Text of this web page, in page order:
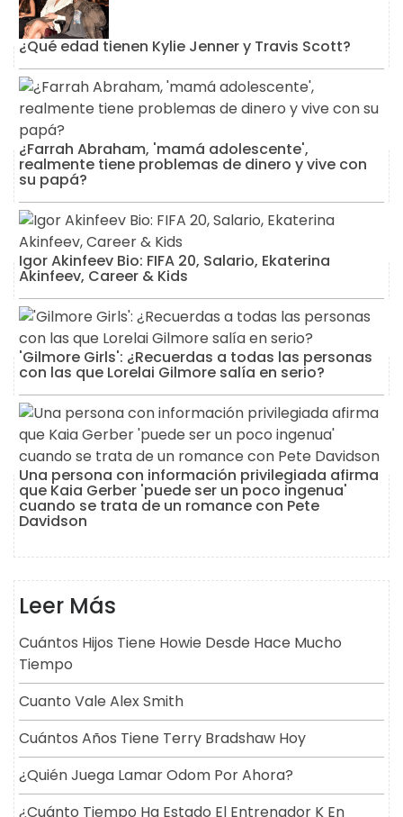
¿Qué edad tienen Kylie Jenner y Travis Scott?
¿Farrah Abraham, 'mamá adolescente',
realmente tiene problemas de dinero y vive con
su papá?
Igor Akinfeev Bio: FIFA 20, Salario, Ekaterina
Akinfeev, Career & Kids
'Gilmore Girls': ¿Recuerdas a todas las personas
con las que Lorelai Gilmore salía en serio?
Una persona con información privilegiada afirma
que Kaia Gerber 'puede ser un poco ingenua'
cuando se trata de un romance con Pete
Davidson
Leer Más
Cuántos Hijos Tiene Howie Desde Hace Mucho
Tiempo
Cuanto Vale Alex Smith
Cuántos Años Tiene Terry Bradshaw Hoy
¿Quién Juega Lamar Odom Por Ahora?
¿Cuánto Tiempo Ha Estado El Entrenador K En